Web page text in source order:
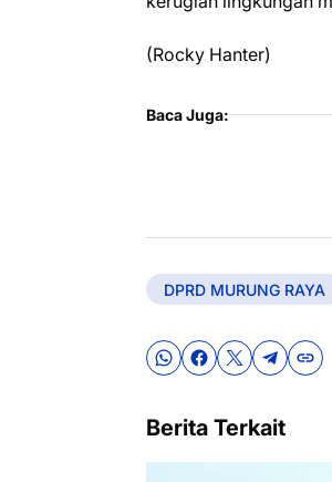
(Rocky Hanter)
Baca Juga:
DPRD MURUNG RAYA
Berita Terkait